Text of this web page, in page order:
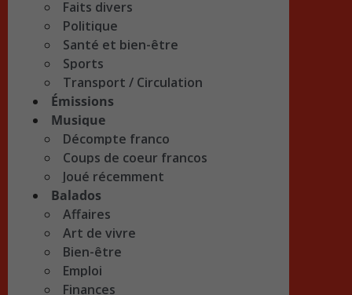
Faits divers
Politique
Santé et bien-être
Sports
Transport / Circulation
Émissions
Musique
Décompte franco
Coups de coeur francos
Joué récemment
Balados
Affaires
Art de vivre
Bien-être
Emploi
Finances